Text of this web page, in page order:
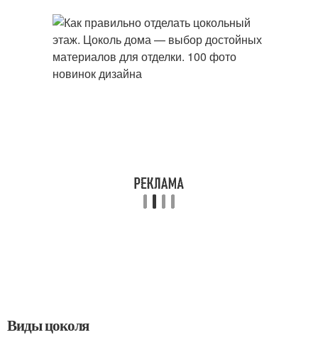
Виды цоколя